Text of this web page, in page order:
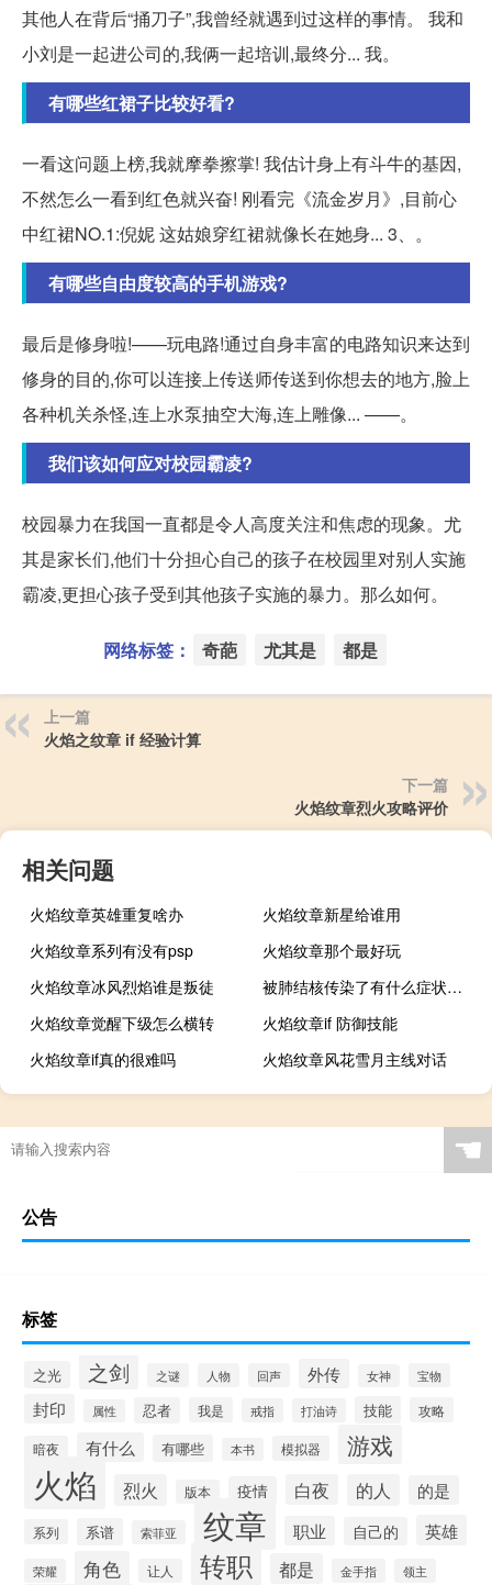
其他人在背后“捅刀子”,我曾经就遇到过这样的事情。 我和
小刘是一起进公司的,我俩一起培训,最终分... 我。
有哪些红裙子比较好看?
一看这问题上榜,我就摩拳擦掌! 我估计身上有斗牛的基因,
不然怎么一看到红色就兴奋! 刚看完《流金岁月》,目前心
中红裙NO.1:倪妮 这姑娘穿红裙就像长在她身... 3、。
有哪些自由度较高的手机游戏?
最后是修身啦!——玩电路!通过自身丰富的电路知识来达到
修身的目的,你可以连接上传送师传送到你想去的地方,脸上
各种机关杀怪,连上水泵抽空大海,连上雕像... ——。
我们该如何应对校园霸凌?
校园暴力在我国一直都是令人高度关注和焦虑的现象。尤
其是家长们,他们十分担心自己的孩子在校园里对别人实施
霸凌,更担心孩子受到其他孩子实施的暴力。那么如何。
网络标签： 奇葩 尤其是 都是
上一篇
火焰之纹章 if 经验计算
下一篇
火焰纹章烈火攻略评价
相关问题
火焰纹章英雄重复啥办
火焰纹章新星给谁用
火焰纹章系列有没有psp
火焰纹章那个最好玩
火焰纹章冰风烈焰谁是叛徒
被肺结核传染了有什么症状吗（被肺结核传染了有什么症状）
火焰纹章觉醒下级怎么横转
火焰纹章if 防御技能
火焰纹章if真的很难吗
火焰纹章风花雪月主线对话
☚
公告
标签
之光 之剑 之谜 人物 回声 外传 女神 宝物
封印 属性 忍者 我是 戒指 打油诗 技能 攻略
暗夜 有什么 有哪些 本书 模拟器 游戏
火焰 烈火 版本 疫情 白夜 的人 的是
系列 系谱 索菲亚 纹章 职业 自己的 英雄
荣耀 角色 让人 转职 都是 金手指 领主